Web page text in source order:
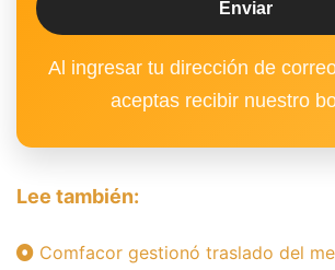
Al ingresar tu dirección de
aceptas recibir nuestro
Lee también:
Comfacor gestionó traslado del